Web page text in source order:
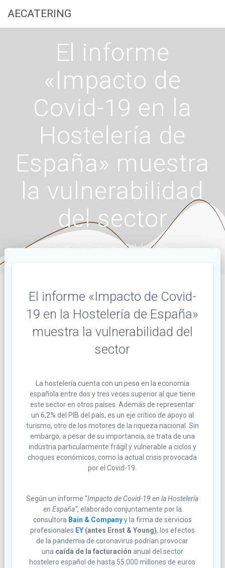
AECATERING
El informe
«Impacto de
Covid-19 en la
Hostelería de
España» muestra
la vulnerabilidad
del sector
Asociación Empresarial de Catering
El informe «Impacto de Covid-
19 en la Hostelería de España»
muestra la vulnerabilidad del
sector
La hostelería cuenta con un peso en la economía
española entre dos y tres veces superior al que tiene
este sector en otros países. Además de representar
un 6,2% del PIB del país, es un eje crítico de apoyo al
turismo, otro de los motores de la riqueza nacional. Sin
embargo, a pesar de su importancia, se trata de una
industria particularmente frágil y vulnerable a ciclos y
choques económicos, como la actual crisis provocada
por el Covid-19.
Según un informe “Impacto de Covid-19 en la Hostelería
en España”, elaborado conjuntamente por la
consultora Bain & Companyy la firma de servicios
profesionales EY(antes Ernst & Young), los efectos
de la pandemia de coronavirus podrían provocar
una caída de la facturación anual del sector
hostelero español de hasta 55.000 millones de euros